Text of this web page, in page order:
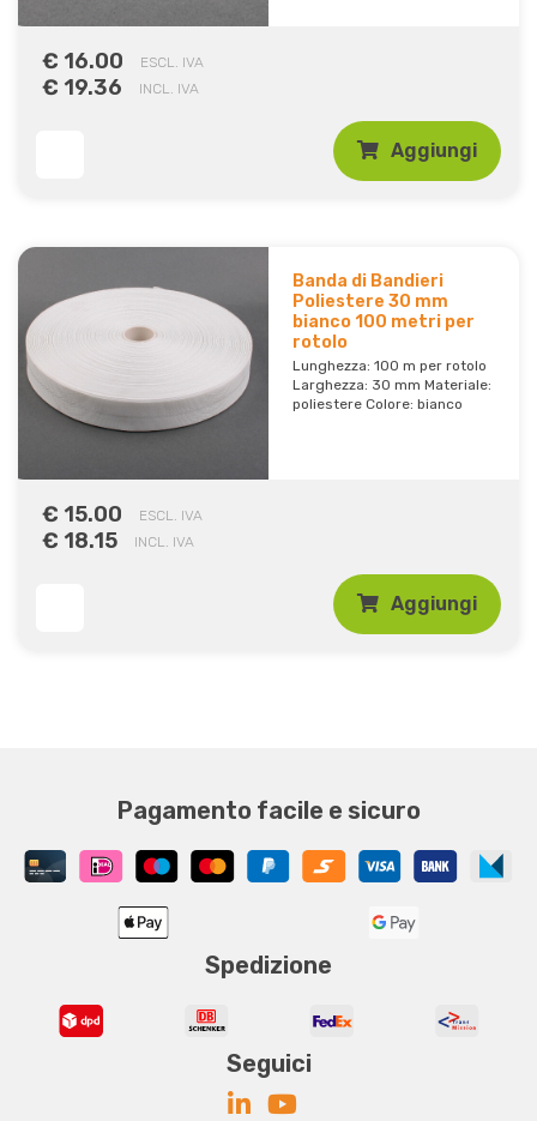
€ 16.00 ESCL. IVA
€ 19.36 INCL. IVA
Aggiungi
Banda di Bandieri
Poliestere 30 mm
bianco 100 metri per
rotolo
Lunghezza: 100 m per rotolo
Larghezza: 30 mm Materiale:
poliestere Colore: bianco
€ 15.00 ESCL. IVA
€ 18.15 INCL. IVA
Aggiungi
Pagamento facile e sicuro
Spedizione
Seguici